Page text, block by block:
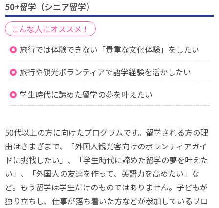
50+留学（シニア留学）
こんな人にオススメ！
旅行では体験できない「貴重な文化体験」をしたい
旅行や観光ボランティアで語学経験を活かしたい
学生時代に諦めた留学の夢を叶えたい
50代以上の方に向けたプログラムです。留学される方の理
由はさまざまで、「外国人観光客向けのボランティアガイ
ドに挑戦したい」、「学生時代に諦めた留学の夢を叶えた
い」、「外国人の友達を作って、英語力を高めたい」な
ど。もう留学は学生だけのものではありません。子どもが
独り立ちし、仕事が落ち着いた方などが参加しているプロ